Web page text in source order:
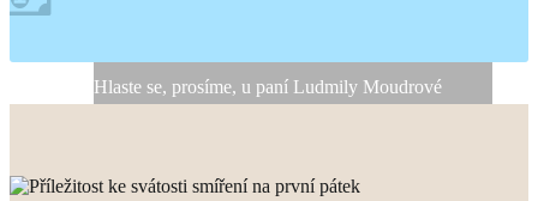
Hlaste se, prosíme, u paní Ludmily Moudrové